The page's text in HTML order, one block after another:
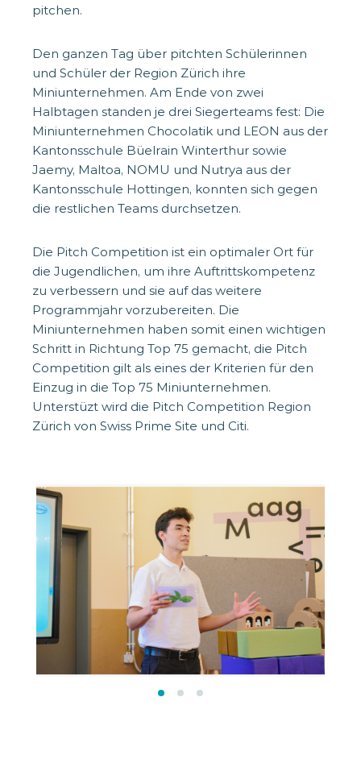
pitchen.
Den ganzen Tag über pitchten Schülerinnen
und Schüler der Region Zürich ihre
Miniunternehmen. Am Ende von zwei
Halbtagen standen je drei Siegerteams fest: Die
Miniunternehmen Chocolatik und LEON aus der
Kantonsschule Büelrain Winterthur sowie
Jaemy, Maltoa, NOMU und Nutrya aus der
Kantonsschule Hottingen, konnten sich gegen
die restlichen Teams durchsetzen.
Die Pitch Competition ist ein optimaler Ort für
die Jugendlichen, um ihre Auftrittskompetenz
zu verbessern und sie auf das weitere
Programmjahr vorzubereiten. Die
Miniunternehmen haben somit einen wichtigen
Schritt in Richtung Top 75 gemacht, die Pitch
Competition gilt als eines der Kriterien für den
Einzug in die Top 75 Miniunternehmen.
Unterstüzt wird die Pitch Competition Region
Zürich von Swiss Prime Site und Citi.